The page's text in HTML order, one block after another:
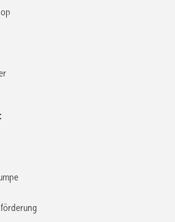
Eigenheimbesitzer sind mit ihrer
oder sogar sehr zufrieden. Zudem